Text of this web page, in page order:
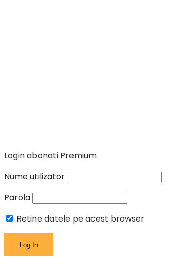
Login abonati Premium
Nume utilizator
Parola
Retine datele pe acest browser